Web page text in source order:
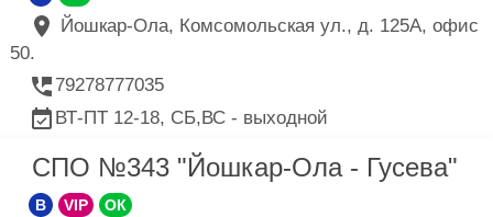
Йошкар-Ола, Комсомольская ул., д. 125А, офис
50.
79278777035
ВТ-ПТ 12-18, СБ,ВС - выходной
СПО №343 "Йошкар-Ола - Гусева"
B VIP ОК